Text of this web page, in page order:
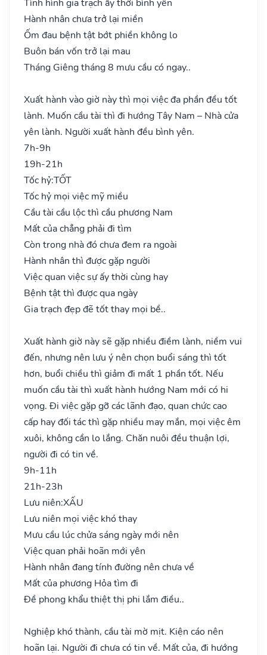
Tình hình gia trạch ấy thời bình yên
Hành nhân chưa trở lại miền
Ốm đau bệnh tật bớt phiền không lo
Buôn bán vốn trở lại mau
Tháng Giêng tháng 8 mưu cầu có ngay..
Xuất hành vào giờ này thì mọi việc đa phần đều tốt
lành. Muốn cầu tài thì đi hướng Tây Nam – Nhà cửa
yên lành. Người xuất hành đều bình yên.
7h-9h
19h-21h
Tốc hỷ:TỐT
Tốc hỷ mọi việc mỹ miều
Cầu tài cầu lộc thì cầu phương Nam
Mất của chẳng phải đi tìm
Còn trong nhà đó chưa đem ra ngoài
Hành nhân thì được gặp người
Việc quan việc sự ấy thời cùng hay
Bệnh tật thì được qua ngày
Gia trạch đẹp đẽ tốt thay mọi bề..
Xuất hành giờ này sẽ gặp nhiều điềm lành, niềm vui
đến, nhưng nên lưu ý nên chọn buổi sáng thì tốt
hơn, buổi chiều thì giảm đi mất 1 phần tốt. Nếu
muốn cầu tài thì xuất hành hướng Nam mới có hi
vọng. Đi việc gặp gỡ các lãnh đạo, quan chức cao
cấp hay đối tác thì gặp nhiều may mắn, mọi việc êm
xuôi, không cần lo lắng. Chăn nuôi đều thuận lợi,
người đi có tin về.
9h-11h
21h-23h
Lưu niên:XẤU
Lưu niên mọi việc khó thay
Mưu cầu lúc chửa sáng ngày mới nên
Việc quan phải hoãn mới yên
Hành nhân đang tính đường nên chưa về
Mất của phương Hỏa tìm đi
Đề phong khẩu thiệt thị phi lắm điều..
Nghiệp khó thành, cầu tài mờ mịt. Kiện cáo nên
hoãn lại. Người đi chưa có tin về. Mất của, đi hướng